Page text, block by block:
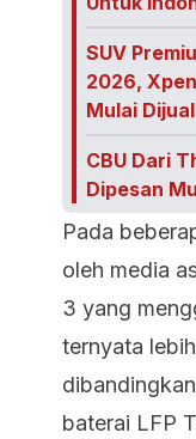
SUV
2026,
Mulai Dijual
CBU Dari
Dipesan
Pada
oleh media
3 yang
ternyata
baterai LFP